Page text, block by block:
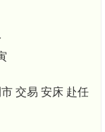
交易 安床 赴任